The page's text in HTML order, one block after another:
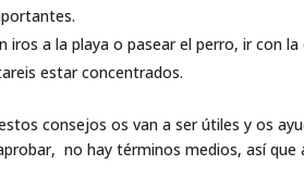
iros a la playa o pasear el perro, ir con
estar concentrados.
consejos os van a ser útiles y os
no hay términos medios, así que